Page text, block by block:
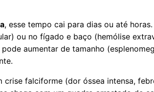
, esse tempo cai para dias ou até
ou no fígado e baço (hemólise
aumentar de tamanho
falciforme (dor óssea intensa,